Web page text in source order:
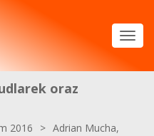
oraz
2016 > Adrian Mucha,